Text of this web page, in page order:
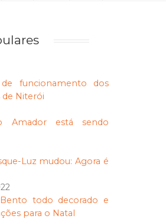
funcionamento dos
Niterói
Amador está sendo
Luz mudou: Agora é
todo decorado e
para o Natal